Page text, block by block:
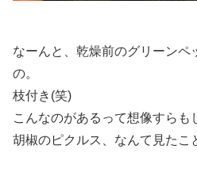
なーんと、乾燥前のグリーンペ
の。
枝付き(笑)
こんなのがあるって想像すらも
胡椒のピクルス、なんて見たこ